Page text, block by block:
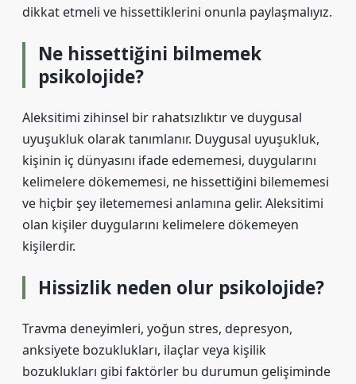
dikkat etmeli ve hissettiklerini onunla paylaşmalıyız.
Ne hissettiğini bilmemek
psikolojide?
Aleksitimi zihinsel bir rahatsızlıktır ve duygusal
uyuşukluk olarak tanımlanır. Duygusal uyuşukluk,
kişinin iç dünyasını ifade edememesi, duygularını
kelimelere dökememesi, ne hissettiğini bilememesi
ve hiçbir şey iletememesi anlamına gelir. Aleksitimi
olan kişiler duygularını kelimelere dökemeyen
kişilerdir.
Hissizlik neden olur psikolojide?
Travma deneyimleri, yoğun stres, depresyon,
anksiyete bozuklukları, ilaçlar veya kişilik
bozuklukları gibi faktörler bu durumun gelişiminde